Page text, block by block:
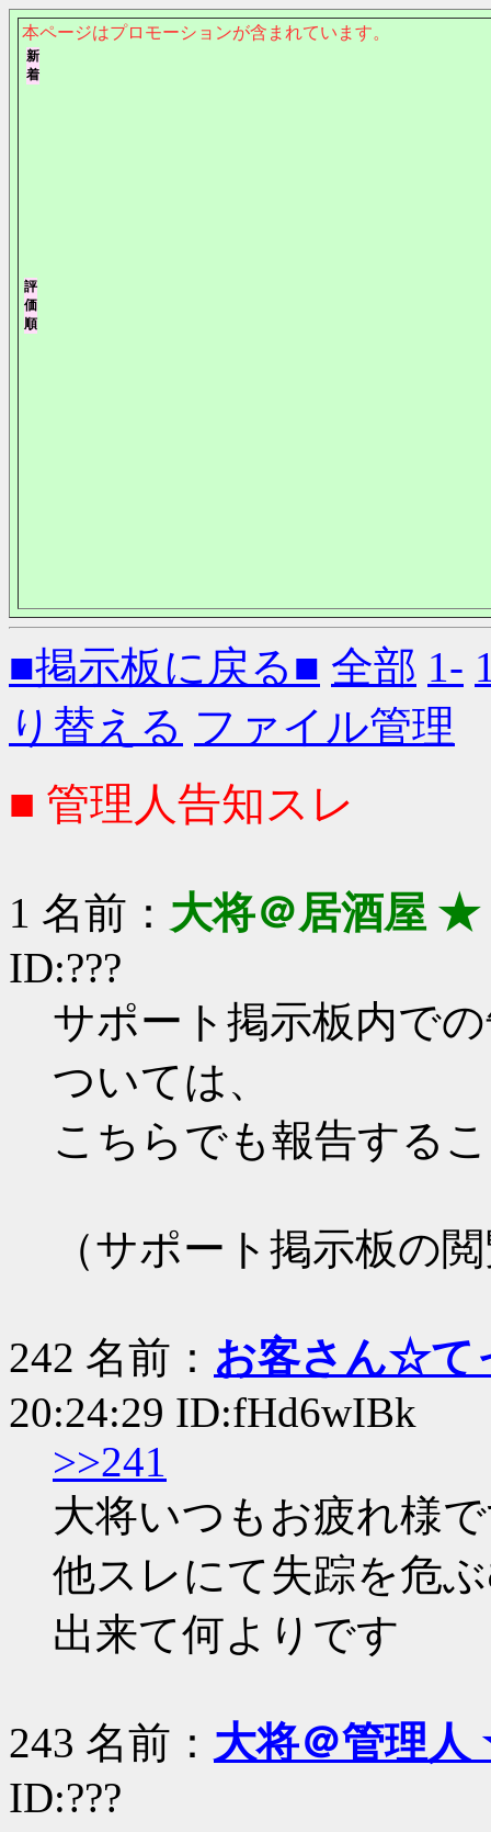
本ページはプロモーションが含まれています。
■掲示板に戻る■ 全部 1-
り替える ファイル管理
■ 管理人告知スレ
1 名前： 大将＠居酒屋 ★
ID:???
サポート掲示板内で
ついては、
こちらでも報告する
（サポート掲示板の
242 名前： お客さん☆て
20:24:29 ID:fHd6wIBk
>>241
大将いつもお疲れ様
他スレにて失踪を危
出来て何よりです
243 名前： 大将＠管理
ID:???